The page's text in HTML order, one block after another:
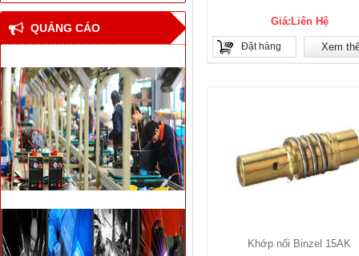
QUẢNG CÁO
Giá:Liên Hệ
Đặt hàng Xem
Khớp nối Binzel 15AK